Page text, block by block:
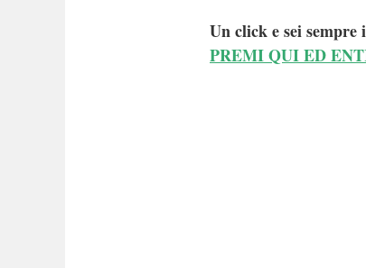
Un click e sei
PREMI QUI ED